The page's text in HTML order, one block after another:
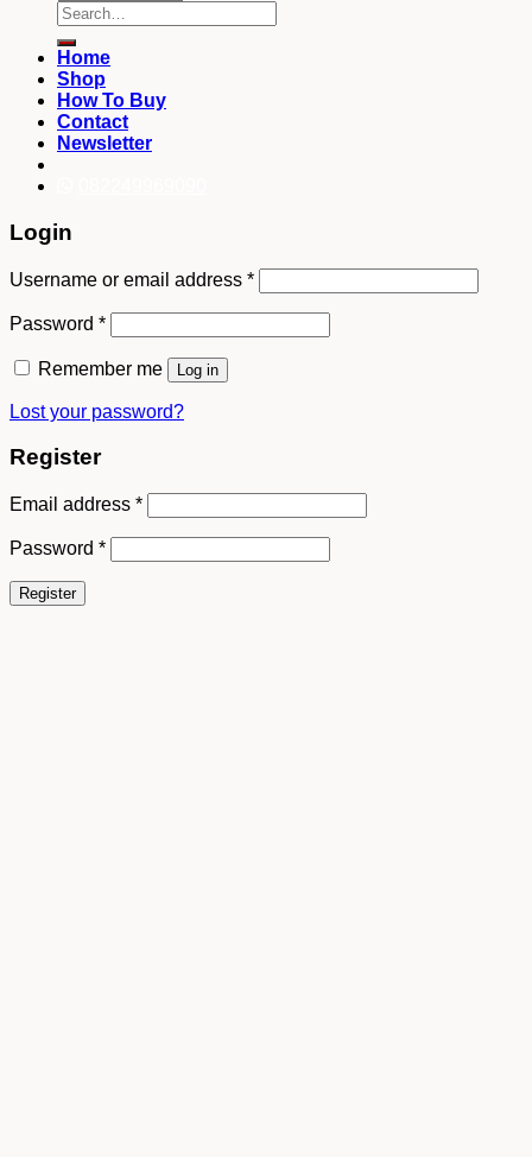
Search
for:
Home
Shop
How To Buy
Contact
Newsletter
Login
Username or email address *
Password *
Remember me Log in
Lost your password?
Register
Email address *
Password *
Register